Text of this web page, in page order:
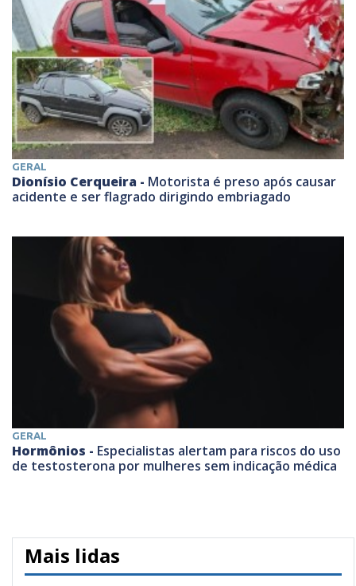
GERAL
Dionísio Cerqueira - Motorista é preso após causar
acidente e ser flagrado dirigindo embriagado
GERAL
Hormônios - Especialistas alertam para riscos do uso
de testosterona por mulheres sem indicação médica
Mais lidas